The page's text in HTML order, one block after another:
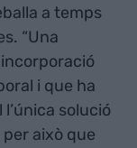
a temps
“Una
i que ha
solució
per això que